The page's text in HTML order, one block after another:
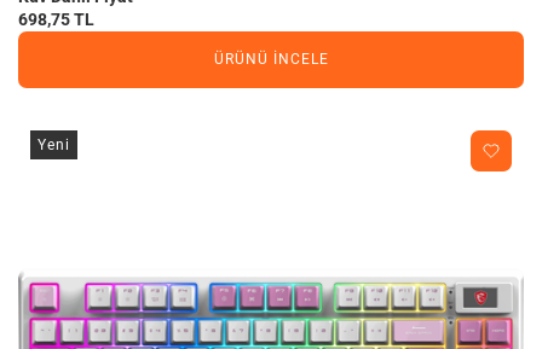
698,75 TL
ÜRÜNÜ İNCELE
Yeni